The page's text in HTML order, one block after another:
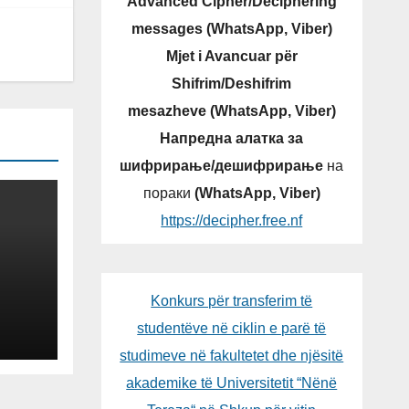
messages (WhatsApp, Viber)
Mjet i Avancuar për
Shifrim/Deshifrim
mesazheve (WhatsApp, Viber)
Напредна алатка за
шифрирање/дешифрирање на
пораки (WhatsApp, Viber)
https://decipher.free.nf
Konkurs për transferim të
studentëve në ciklin e parë të
studimeve në fakultetet dhe njësitë
akademike të Universitetit “Nënë